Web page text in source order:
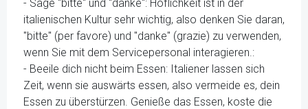
- Sage "bitte" und "danke": Höflichkeit ist in der
italienischen Kultur sehr wichtig, also denken Sie daran,
"bitte" (per favore) und "danke" (grazie) zu verwenden,
wenn Sie mit dem Servicepersonal interagieren.:
- Beeile dich nicht beim Essen: Italiener lassen sich
Zeit, wenn sie auswärts essen, also vermeide es, dein
Essen zu überstürzen. Genieße das Essen, koste die